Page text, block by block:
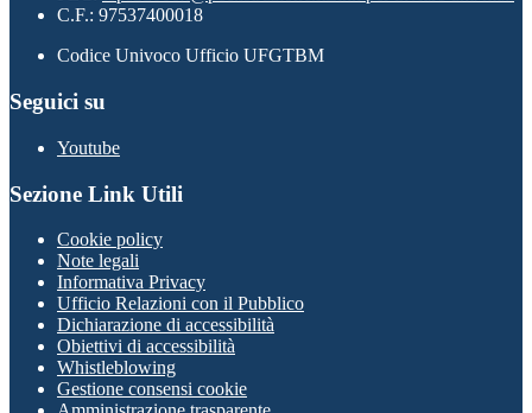
C.F.: 97537400018
Codice Univoco Ufficio UFGTBM
Seguici su
Youtube
Sezione Link Utili
Cookie policy
Note legali
Informativa Privacy
Ufficio Relazioni con il Pubblico
Dichiarazione di accessibilità
Obiettivi di accessibilità
Whistleblowing
Gestione consensi cookie